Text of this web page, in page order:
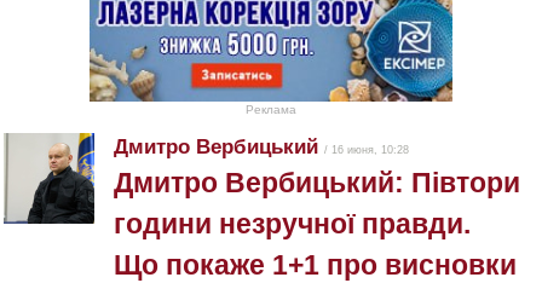
Реклама
Дмитро Вербицький / 16 июня, 10:28
Дмитро Вербицький: Півтори
години незручної правди.
Що покаже 1+1 про висновки